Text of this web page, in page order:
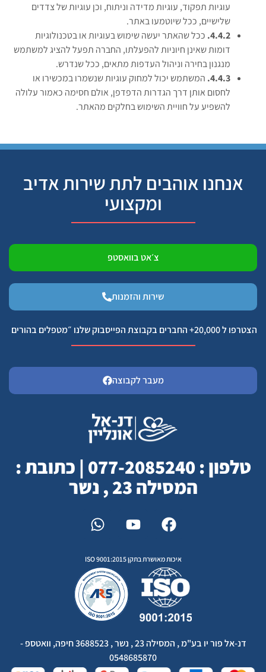
עוגיות תפקוד, עוגיות מדידה וניתוח, וכן עוגיות של צדדים
שלישיים, ככל שיוטמעו באתר.
4.4.2. ככל שהאתר יעשה שימוש בעוגיות או בטכנולוגיות
דומות שאינן חיוניות להפעלתו, החברה תפעל להציג למשתמש
מנגנון בחירה וניהול העדפות מתאים, ככל שנדרש.
4.4.3. המשתמש יכול למחוק עוגיות שנשמרו במכשירו או
לחסום אותן דרך הגדרות הדפדפן, אולם חסימה כאמור עלולה
להשפיע על חוויית השימוש בחלקים מהאתר.
אנחנו אוהבים לתת שירות אדיב
ומקצועי
צ׳אט בוואסטפ
שירות והזמנות
הצטרפו ל 20,000+ החברים בקבוצת הפייסבוק שלנו ״מטפלים בהורים
מעבר לקבוצה
טלפון : 077-2085240 | כתובת :
המסילה 23 , נשר
איכות מאושרת בתקן ISO 9001:2015
דנ-אל פור יו בע"מ , המסילה 23 , נשר , 3688523 חיפה, וואטספ -
0548685870